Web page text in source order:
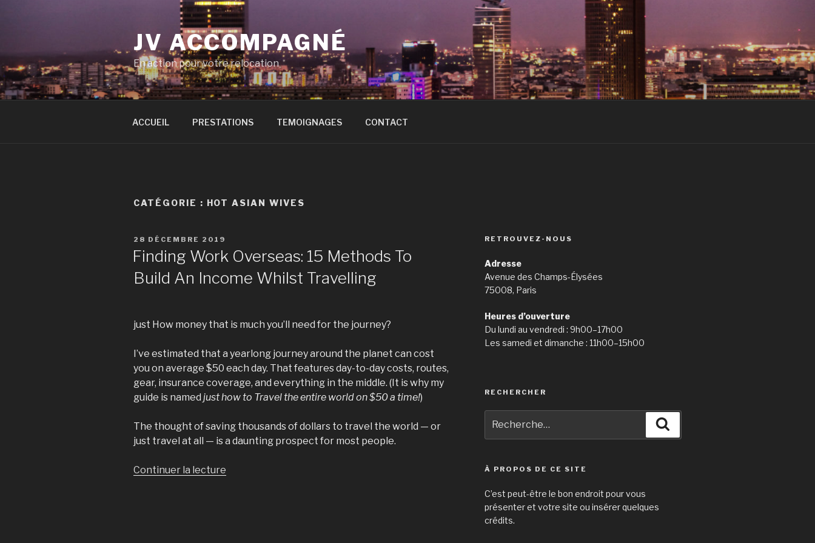
JV ACCOMPAGNÉ
En action pour votre relocation
ACCUEIL PRESTATIONS TEMOIGNAGES CONTACT
CATÉGORIE : HOT ASIAN WIVES
PUBLIÉ
LE
28 DÉCEMBRE 2019
Finding Work Overseas: 15 Methods To
Build An Income Whilst Travelling
just How money that is much you’ll need for the journey?
I’ve estimated that a yearlong journey around the planet can cost
you on average $50 each day. That features day-to-day costs, routes,
gear, insurance coverage, and everything in the middle. (It is why my
guide is named just how to Travel the entire world on $50 a time!)
The thought of saving thousands of dollars to travel the world — or
just travel at all — is a daunting prospect for most people.
Continuer la lecture
RETROUVEZ-NOUS
Adresse
Avenue des Champs-Élysées
75008, Paris
Heures d’ouverture
Du lundi au vendredi : 9h00–17h00
Les samedi et dimanche : 11h00–15h00
RECHERCHER
pour
À PROPOS DE CE SITE
C’est peut-être le bon endroit pour vous
présenter et votre site ou insérer quelques
crédits.